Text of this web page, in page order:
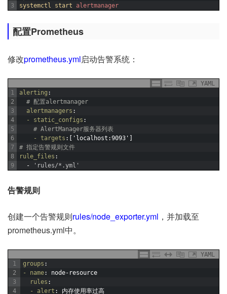
3
systemctl start alertmanager
配置Prometheus
修改prometheus.yml启动告警系统：
YAML
1
2
3
4
5
6
7
8
9
alerting :
# 配置alertmanager
alertmanagers :
- static_configs :
# AlertManager服务器列表
- targets :['localhost :9093']
# 指定告警规则文件
rule_files :
-
'rules/*.yml'
告警规则
创建一个告警规则rules/node_exporter.yml ，并加载至
prometheus.yml中。
YAML
1
2
3
4
groups :
- name: node-resource
rules :
- alert : 内存使用率过高